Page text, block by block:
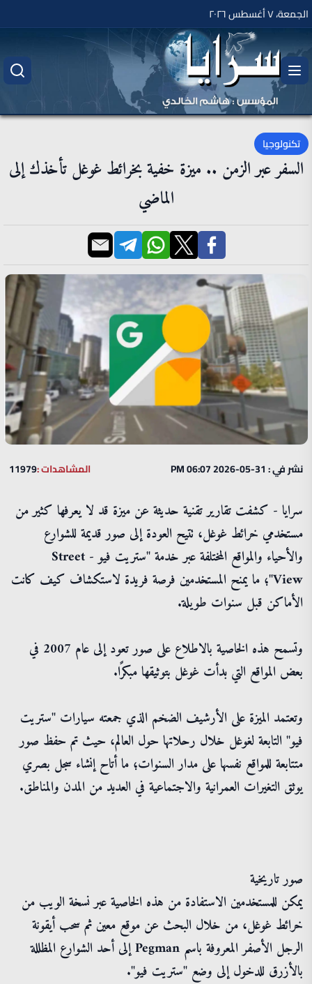
الجمعة، ٧ أغسطس ٢٠٢٦
تكنولوجيا
السفر عبر الزمن .. ميزة خفية بخرائط غوغل تأخذك إلى
الماضي
نشر في : 31-05-2026 06:07 PM المشاهدات :11979
سرايا - كشفت تقارير تقنية حديثة عن ميزة قد لا يعرفها كثير من
مستخدمي خرائط غوغل، تتيح العودة إلى صور قديمة للشوارع
والأحياء والمواقع المختلفة عبر خدمة "ستريت فيو - Street
View"؛ ما يمنح المستخدمين فرصة فريدة لاستكشاف كيف كانت
الأماكن قبل سنوات طويلة.
وتسمح هذه الخاصية بالاطلاع على صور تعود إلى عام 2007 في
بعض المواقع التي بدأت غوغل بتوثيقها مبكرًا.
وتعتمد الميزة على الأرشيف الضخم الذي جمعته سيارات "ستريت
فيو" التابعة لغوغل خلال رحلاتها حول العالم، حيث تم حفظ صور
متتابعة للمواقع نفسها على مدار السنوات؛ ما أتاح إنشاء سجل بصري
يوثق التغيرات العمرانية والاجتماعية في العديد من المدن والمناطق.
صور تاريخية
يمكن للمستخدمين الاستفادة من هذه الخاصية عبر نسخة الويب من
خرائط غوغل، من خلال البحث عن موقع معين ثم سحب أيقونة
الرجل الأصفر المعروفة باسم Pegman إلى أحد الشوارع المظللة
بالأزرق للدخول إلى وضع "ستريت فيو".